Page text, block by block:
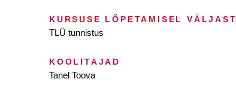
KURSUSE LÕPETAMISEL
TLÜ tunnistus
KOOLITAJAD
Tanel Toova